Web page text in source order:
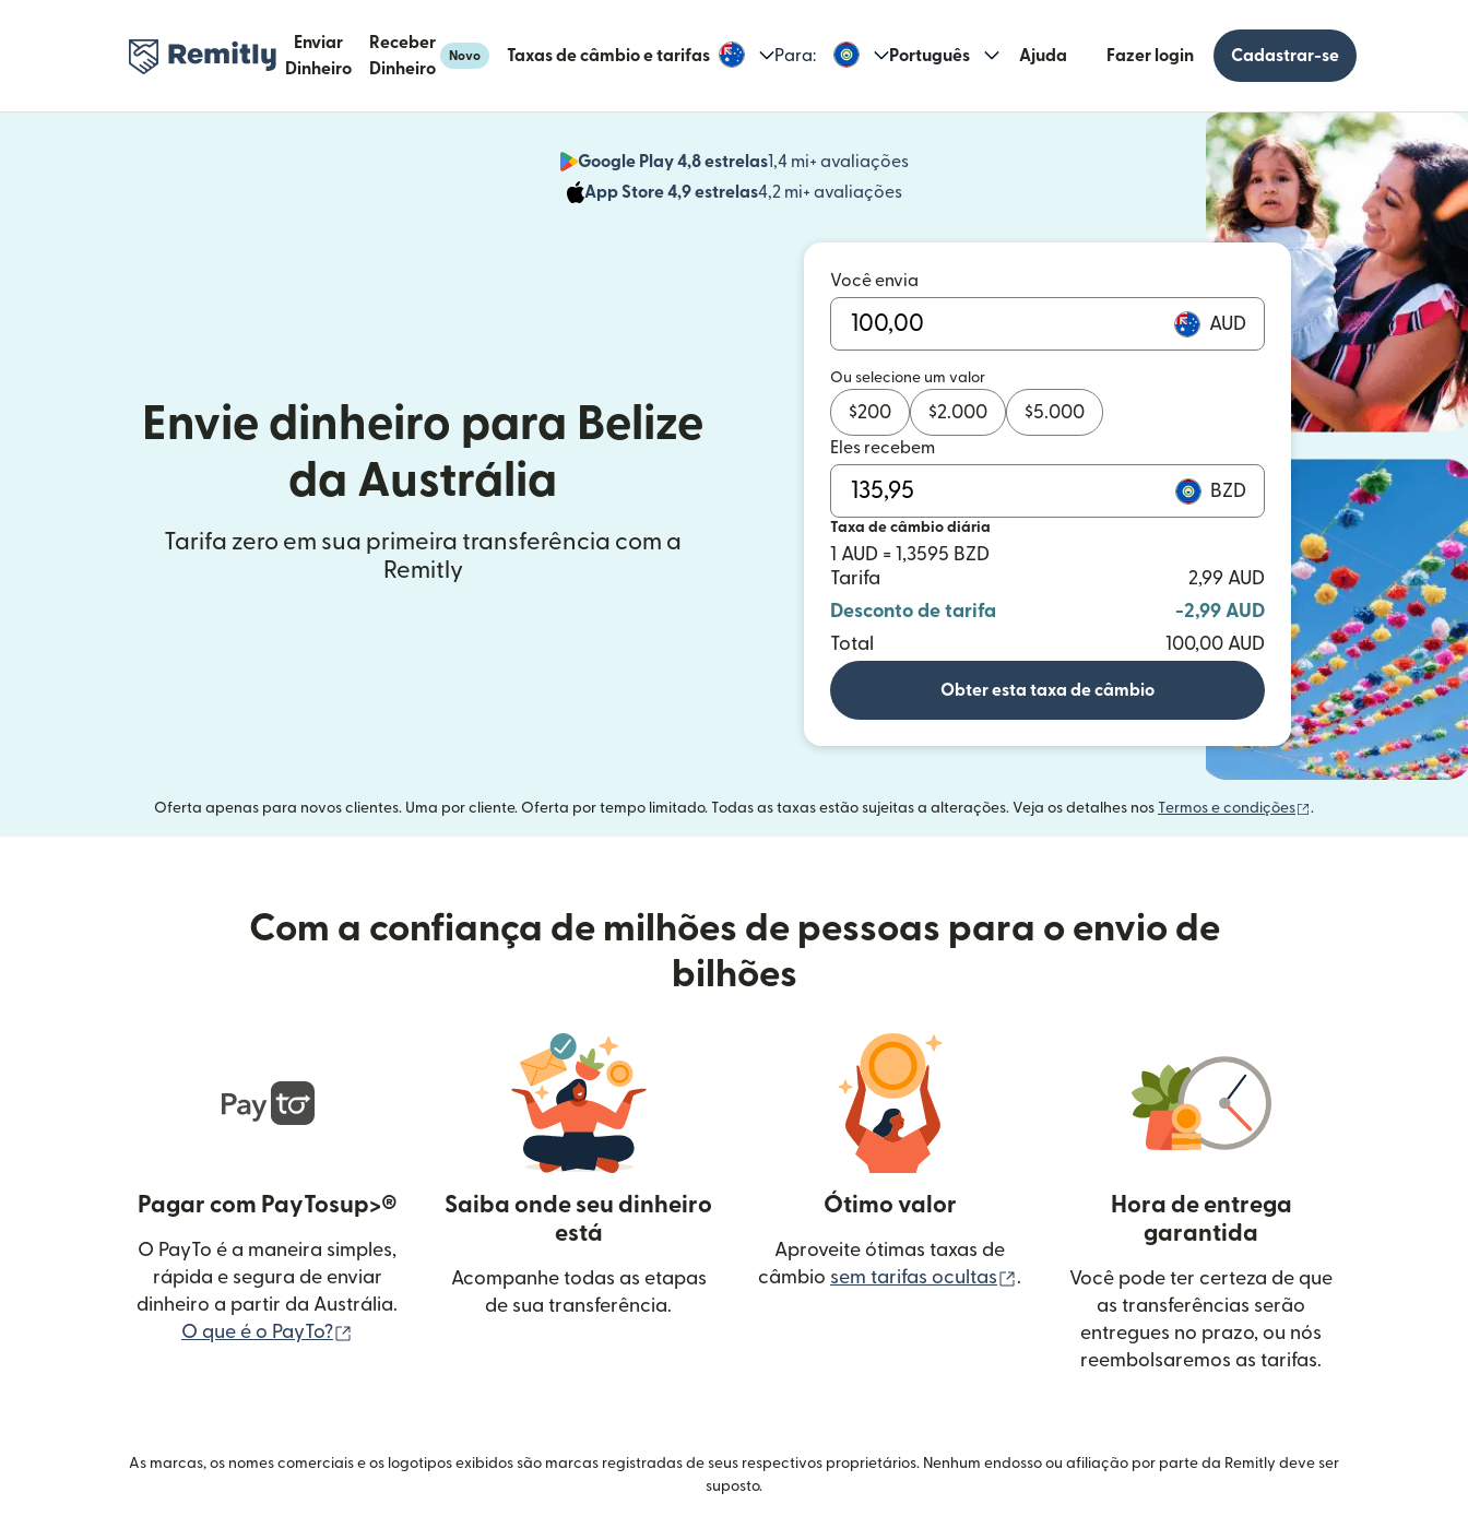
Enviar
Dinheiro
Receber
Dinheiro
Novo Taxas de câmbio e tarifas Para: Português Ajuda Fazer login Cadastrar-se
Google Play 4,8 estrelas1,4 mi+ avaliações
(abre em uma nova janela)
App Store 4,9 estrelas4,2 mi+ avaliações
(abre em uma nova janela)
Envie dinheiro para Belize
da Austrália
Tarifa zero em sua primeira transferência com a
Remitly
Você envia
AUD
Ou selecione um valor
$200 $2.000 $5.000
Eles recebem
BZD
Taxa de câmbio diária
1 AUD = 1,3595 BZD
Tarifa
2,99 AUD
Desconto de tarifa
-2,99 AUD
Total
100,00 AUD
Obter esta taxa de câmbio
Oferta apenas para novos clientes. Uma por cliente. Oferta por tempo limitado. Todas as taxas estão sujeitas a alterações. Veja os detalhes nos Termos e condições (abre em uma nova
.
Com a confiança de milhões de pessoas para o envio de
bilhões
Pagar com PayTosup>®
O PayTo é a maneira simples,
rápida e segura de enviar
dinheiro a partir da Austrália.
O que é o PayTo?
Saiba onde seu dinheiro
está
Acompanhe todas as etapas
de sua transferência.
Ótimo valor
Aproveite ótimas taxas de
câmbio sem tarifas ocultas (abre em uma nova janela)
.
Hora de entrega
garantida
Você pode ter certeza de que
as transferências serão
entregues no prazo, ou nós
reembolsaremos as tarifas.
As marcas, os nomes comerciais e os logotipos exibidos são marcas registradas de seus respectivos proprietários. Nenhum endosso ou afiliação por parte da Remitly deve ser
suposto.